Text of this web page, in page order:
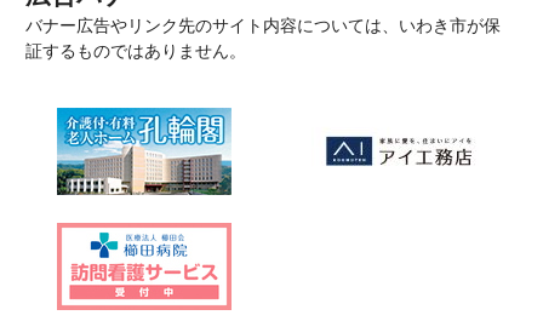
バナー広告やリンク先のサイト内容については、いわき市が保
証するものではありません。